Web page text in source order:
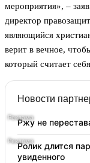
мероприятия», –
директор
являющийся
верит в вечное,
который считает
Новости
Ржу не
Ролик длится
увиденного